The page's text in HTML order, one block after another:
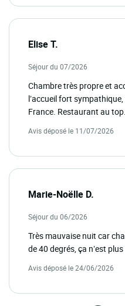
Elise T.
Séjour du 07/2026
Chambre très propre et
l’accueil fort
France. Restaurant au
Avis déposé le 11/07/2026
Marie-Noëlle D.
Séjour du 06/2026
Très mauvaise nuit car
de 40 degrés, ça n’est
Avis déposé le 24/06/2026